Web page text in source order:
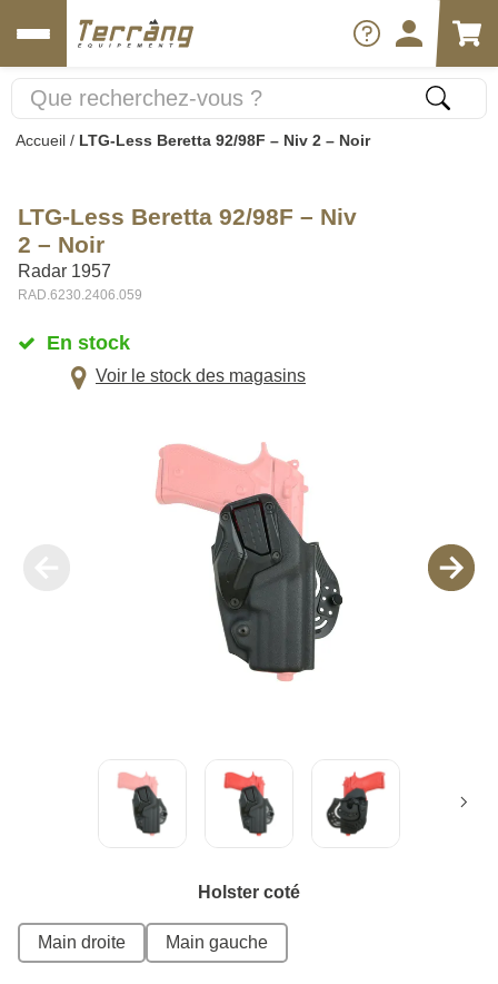
Accueil / LTG-Less Beretta 92/98F – Niv 2 – Noir
LTG-Less Beretta 92/98F – Niv
2 – Noir
Radar 1957
RAD.6230.2406.059
En stock
Voir le stock des magasins
Holster coté
Main droite Main gauche